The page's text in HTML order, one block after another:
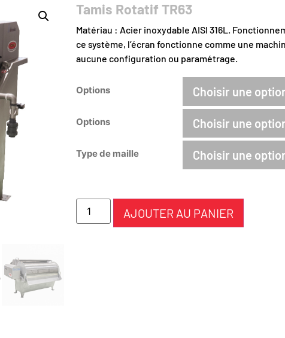
Tamis Rotatif TR63
Matériau : Acier inoxydable AISI 316L.
ce système, l’écran fonctionne comme une
aucune configuration ou paramétrage.
Options
Options
Type de maille
AJOUTER AU PANIER